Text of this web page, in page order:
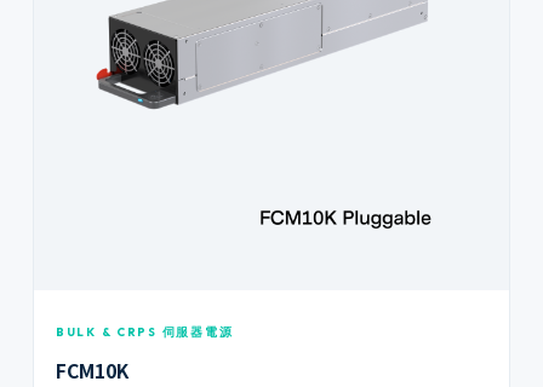
BULK & CRPS 伺服器電源
FCM10K